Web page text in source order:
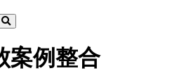
案例整合